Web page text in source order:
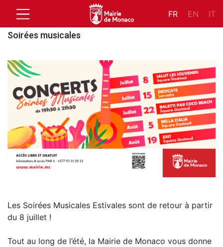
FR EN IT
Soirées musicales
Les Soirées Musicales Estivales sont de retour à partir
du 8 juillet !
Tout au long de l’été, la Mairie de Monaco vous donne